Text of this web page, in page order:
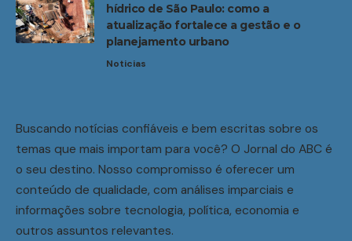
hídrico de São Paulo: como a
atualização fortalece a gestão e o
planejamento urbano
Noticias
Buscando notícias confiáveis e bem escritas sobre os
temas que mais importam para você? O Jornal do ABC é
o seu destino. Nosso compromisso é oferecer um
conteúdo de qualidade, com análises imparciais e
informações sobre tecnologia, política, economia e
outros assuntos relevantes.